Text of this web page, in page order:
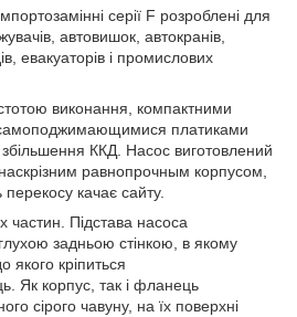
серії F розроблені для
автовишок, автокранів,
евакуаторів і промислових
виконання, компактними
платиками
ККД. Насос виготовлений
равнопрочным корпусом,
качає сайту.
частин. Підстава насоса
задньою стінкою, в якому
якого кріпиться
Як корпус, так і фланець
сірого чавуну, на їх поверхні